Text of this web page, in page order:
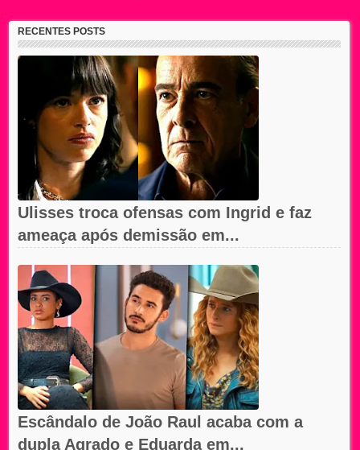
RECENTES POSTS
Ulisses troca ofensas com Ingrid e faz
ameaça após demissão em...
Escândalo de João Raul acaba com a
dupla Agrado e Eduarda em...